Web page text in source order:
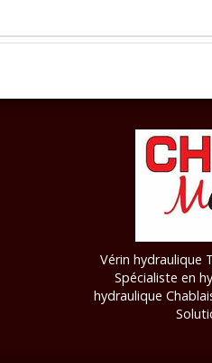
Vérin hydraulique
Spécialiste en
hydraulique